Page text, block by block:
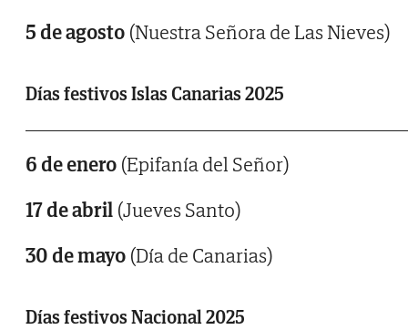
5 de agosto (Nuestra Señora de Las Nieves)
Días festivos Islas Canarias 2025
6 de enero (Epifanía del Señor)
17 de abril (Jueves Santo)
30 de mayo (Día de Canarias)
Días festivos Nacional 2025